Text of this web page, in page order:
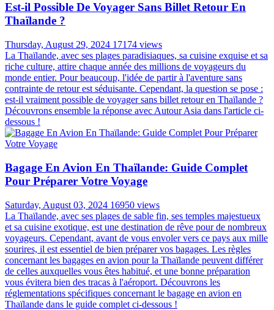
Est-il Possible De Voyager Sans Billet Retour En
Thaïlande ?
Thursday, August 29, 2024 17174 views
La Thaïlande, avec ses plages paradisiaques, sa cuisine exquise et sa
riche culture, attire chaque année des millions de voyageurs du
monde entier. Pour beaucoup, l'idée de partir à l'aventure sans
contrainte de retour est séduisante. Cependant, la question se pose :
est-il vraiment possible de voyager sans billet retour en Thaïlande ?
Découvrons ensemble la réponse avec Autour Asia dans l'article ci-
dessous !
Bagage En Avion En Thaïlande: Guide Complet
Pour Préparer Votre Voyage
Saturday, August 03, 2024 16950 views
La Thaïlande, avec ses plages de sable fin, ses temples majestueux
et sa cuisine exotique, est une destination de rêve pour de nombreux
voyageurs. Cependant, avant de vous envoler vers ce pays aux mille
sourires, il est essentiel de bien préparer vos bagages. Les règles
concernant les bagages en avion pour la Thaïlande peuvent différer
de celles auxquelles vous êtes habitué, et une bonne préparation
vous évitera bien des tracas à l'aéroport. Découvrons les
réglementations spécifiques concernant le bagage en avion en
Thaïlande dans le guide complet ci-dessous !